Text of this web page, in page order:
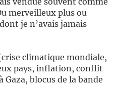
merveilleux plus ou
je n’avais jamais
climatique mondiale,
pays, inflation, conflit
blocus de la bande